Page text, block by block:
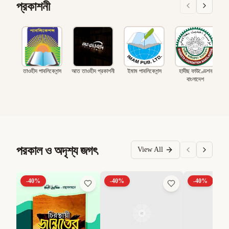
প্রকাশনী
তাওহীদ পাবলিকেশন্স আত তাওহীদ প্রকাশনী ইমাম পাবলিকেশন্স
হাদীছ ফাউণ্ডেশন
বাংলাদেশ
পরকাল ও অদৃশ্য জগৎ View All
-40% -40% -40%